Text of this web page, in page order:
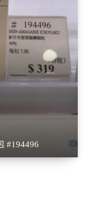
#194496